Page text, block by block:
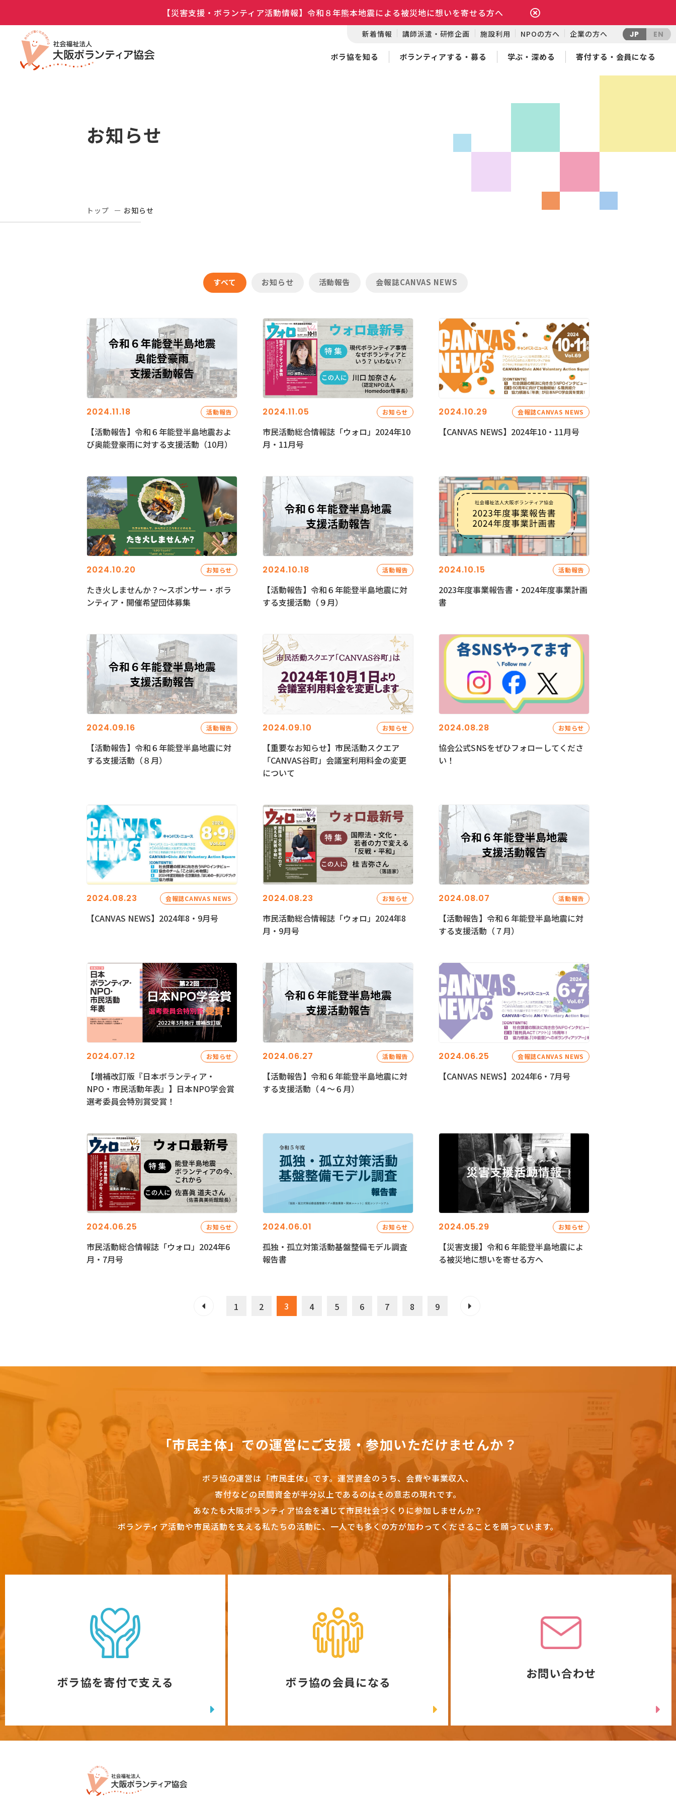
【災害支援・ボランティア活動情報】令和８年熊本地震による被災地に想いを寄せる方へ
新着情報 講師派遣・研修企画 施設利用 NPOの方へ 企業の方へ JP EN
ボラ協を知る ボランティアする・募る 学ぶ・深める 寄付する・会員になる
お知らせ
トップ お知らせ
すべて お知らせ 活動報告 会報誌CANVAS NEWS
2024.11.18 活動報告
【活動報告】令和６年能登半島地震およ
び奥能登豪雨に対する支援活動（10月）
2024.11.05 お知らせ
市民活動総合情報誌「ウォロ」2024年10
月・11月号
2024.10.29 会報誌CANVAS NEWS
【CANVAS NEWS】2024年10・11月号
2024.10.20 お知らせ
たき火しませんか？～スポンサー・ボラ
ンティア・開催希望団体募集
2024.10.18 活動報告
【活動報告】令和６年能登半島地震に対
する支援活動（９月）
2024.10.15 活動報告
2023年度事業報告書・2024年度事業計画
書
2024.09.16 活動報告
【活動報告】令和６年能登半島地震に対
する支援活動（８月）
2024.09.10 お知らせ
【重要なお知らせ】市民活動スクエア
「CANVAS谷町」会議室利用料金の変更
について
2024.08.28 お知らせ
協会公式SNSをぜひフォローしてくださ
い！
2024.08.23 会報誌CANVAS NEWS
【CANVAS NEWS】2024年8・9月号
2024.08.23 お知らせ
市民活動総合情報誌「ウォロ」2024年8
月・9月号
2024.08.07 活動報告
【活動報告】令和６年能登半島地震に対
する支援活動（７月）
2024.07.12 お知らせ
【増補改訂版『日本ボランティア・
NPO・市民活動年表』】日本NPO学会賞
選考委員会特別賞受賞！
2024.06.27 活動報告
【活動報告】令和６年能登半島地震に対
する支援活動（４〜６月）
2024.06.25 会報誌CANVAS NEWS
【CANVAS NEWS】2024年6・7月号
2024.06.25 お知らせ
市民活動総合情報誌「ウォロ」2024年6
月・7月号
2024.06.01 お知らせ
孤独・孤立対策活動基盤整備モデル調査
報告書
2024.05.29 お知らせ
【災害支援】令和６年能登半島地震によ
る被災地に想いを寄せる方へ
1 2 3 4 5 6 7 8 9
「市民主体」での運営にご支援・参加いただけませんか？
ボラ協の運営は「市民主体」です。 運営資金のうち、会費や事業収入、
寄付などの民間資金が半分以上であるのはその意志の現れです。
あなたも大阪ボランティア協会を通じて市民社会づくりに参加しませんか？
ボランティア活動や市民活動を支える私たちの活動に、一人でも多くの方が加わってくださることを願っています。
ボラ協を寄付で支える ボラ協の会員になる
お問い合わせ